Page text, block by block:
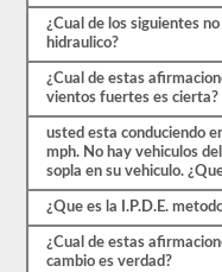
ocho
exámenes
práctica
disponibles
gratuita.
Asegúrate
realizar
todas
pruebas
¿Cual de los siguientes
hidraulico?
¿Cual de estas
vientos fuertes es cierta?
usted esta conduciendo
mph. No hay vehiculos
sopla en su vehiculo.
¿Que es la I.P.D.E.
¿Cual de estas
cambio es verdad?